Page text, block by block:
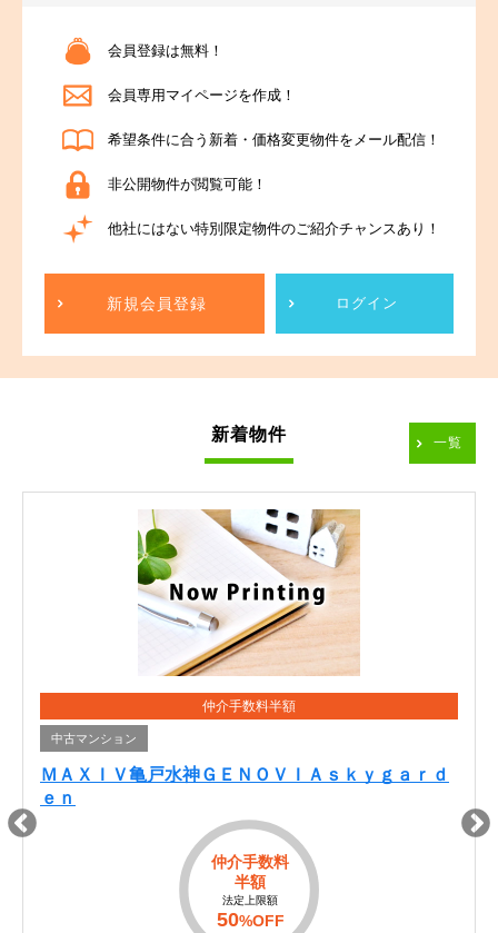
会員登録は無料！
会員専用マイページを作成！
希望条件に合う新着・価格変更物件をメール配信！
非公開物件が閲覧可能！
他社にはない特別限定物件のご紹介チャンスあり！
新規会員登録 ログイン
新着物件 一覧
仲介手数料半額
中古マンション
ＭＡＸＩＶ亀戸水神ＧＥＮＯＶＩＡｓｋｙｇａｒｄ
ｅｎ
仲介手数料
半額
法定上限額
50%OFF